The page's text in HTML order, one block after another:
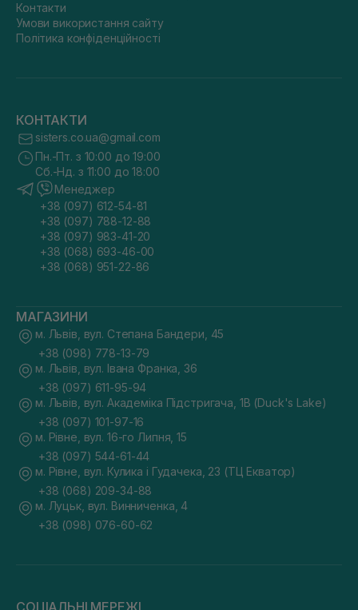
Контакти
Умови використання сайту
Політика конфіденційності
КОНТАКТИ
sisters.co.ua@gmail.com
Пн.-Пт. з 10:00 до 19:00
Сб.-Нд. з 11:00 до 18:00
Менеджер
+38 (097) 612-54-81
+38 (097) 788-12-88
+38 (097) 983-41-20
+38 (068) 693-46-00
+38 (068) 951-22-86
МАГАЗИНИ
м. Львів, вул. Степана Бандери, 45
+38 (098) 778-13-79
м. Львів, вул. Івана Франка, 36
+38 (097) 611-95-94
м. Львів, вул. Академіка Підстригача, 1В (Duck's Lake)
+38 (097) 101-97-16
м. Рівне, вул. 16-го Липня, 15
+38 (097) 544-61-44
м. Рівне, вул. Кулика і Гудачека, 23 (ТЦ Екватор)
+38 (068) 209-34-88
м. Луцьк, вул. Винниченка, 4
+38 (098) 076-60-62
СОЦІАЛЬНІ МЕРЕЖІ